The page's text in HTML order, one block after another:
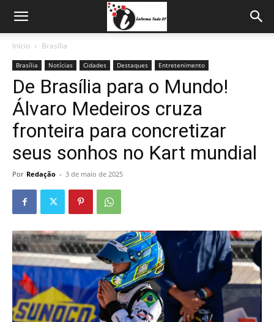
Início Brasília
Brasília Notícias Cidades Destaques Entretenimento
De Brasília para o Mundo!
Álvaro Medeiros cruza
fronteira para concretizar
seus sonhos no Kart mundial
Por Redação - 3 de maio de 2025